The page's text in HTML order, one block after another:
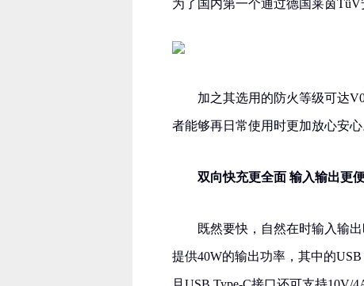
为了国内第一个通过德国莱茵TüV
加之其选用的防火等级可达
者能够再日常使用时更加放心安心
双向快充更全面 输入输出更
既然要快，自然在时输入输
提供40W的输出功率，其中的